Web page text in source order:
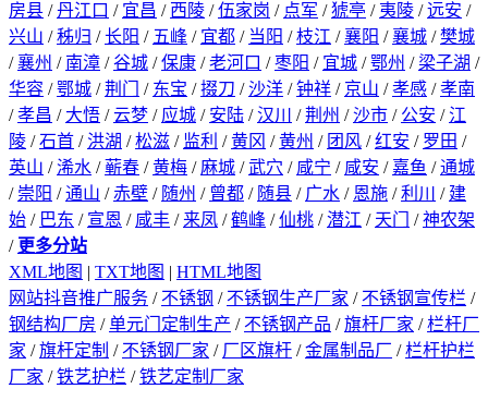
房县 /丹江口 / 宜昌 / 西陵 /伍家岗 / 点军 /猇亭 / 夷陵 /远安 /
兴山 /秭归 /长阳 / 五峰 / 宜都 / 当阳 /枝江 /襄阳 /襄城 /樊城
/襄州 / 南漳 /谷城 /保康 /老河口 /枣阳 / 宜城 /鄂州 / 梁子湖 /
华容 /鄂城 /荆门 / 东宝 /掇刀 /沙洋 /钟祥 / 京山 /孝感 /孝南
/孝昌 / 大悟 /云梦 / 应城 / 安陆 /汉川 /荆州 /沙市 / 公安 / 江
陵 /石首 / 洪湖 /松滋 / 监利 /黄冈 /黄州 / 团风 /红安 / 罗田 /
英山 /浠水 /蕲春 /黄梅 / 麻城 /武穴 / 咸宁 / 咸安 / 嘉鱼 /通城
/ 崇阳 /通山 /赤壁 / 随州 / 曾都 / 随县 / 广水 / 恩施 /利川 / 建
始 / 巴东 / 宣恩 / 咸丰 / 来凤 /鹤峰 /仙桃 /潜江 / 天门 /神农架
/ 更多分站
XML地图 | TXT地图 | HTML地图
网站抖音推广服务 / 不锈钢 / 不锈钢生产厂家 / 不锈钢宣传栏 /
钢结构厂房 /单元门定制生产 / 不锈钢产品 /旗杆厂家 /栏杆厂
家 /旗杆定制 / 不锈钢厂家 / 厂区旗杆 /金属制品厂 /栏杆护栏
厂家 /铁艺护栏 /铁艺定制厂家